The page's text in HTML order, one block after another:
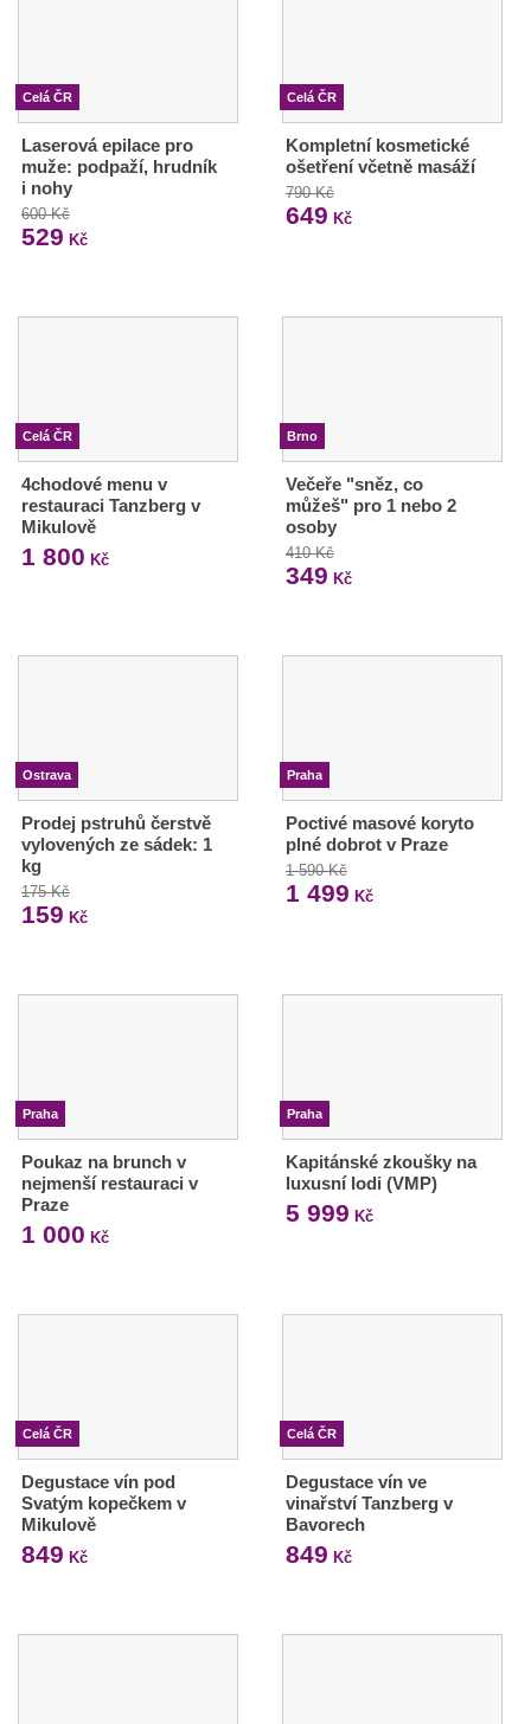
Celá ČR
Laserová epilace pro
muže: podpaží, hrudník
i nohy
600 Kč
529 Kč
Celá ČR
Kompletní kosmetické
ošetření včetně masáží
790 Kč
649 Kč
Celá ČR
4chodové menu v
restauraci Tanzberg v
Mikulově
1 800 Kč
Brno
Večeře "sněz, co
můžeš" pro 1 nebo 2
osoby
410 Kč
349 Kč
Ostrava
Prodej pstruhů čerstvě
vylovených ze sádek: 1
kg
175 Kč
159 Kč
Praha
Poctivé masové koryto
plné dobrot v Praze
1 590 Kč
1 499 Kč
Praha
Poukaz na brunch v
nejmenší restauraci v
Praze
1 000 Kč
Praha
Kapitánské zkoušky na
luxusní lodi (VMP)
5 999 Kč
Celá ČR
Degustace vín pod
Svatým kopečkem v
Mikulově
849 Kč
Celá ČR
Degustace vín ve
vinařství Tanzberg v
Bavorech
849 Kč